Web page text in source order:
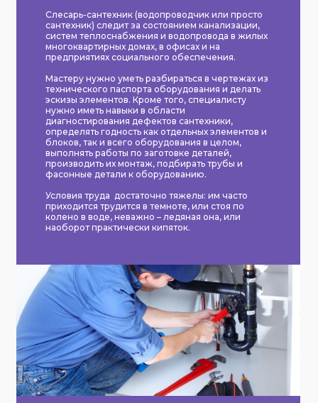
Слесарь-сантехник (водопроводчик или просто
сантехник) следит за состоянием канализации,
систем теплоснабжения и водопровода в жилых
многоквартирных домах, в офисах и на
предприятиях социального обеспечения.
Мастеру нужно уметь разбираться в чертежах из
технического паспорта оборудования и делать
эскизы элементов. Кроме того, специалисту
нужно иметь навыки в области
диагностирования дефектов сантехники,
определять годность как отдельных элементов и
блоков, так и всего оборудования в целом,
выполнять работы по заготовке деталей,
производить их монтаж, подбирать трубы и
фасонные детали к оборудованию.
Условия труда достаточно тяжелы: им часто
приходится трудится в темноте, или стоя по
колено в воде, неважно – ледяная она, или
наоборот практически кипяток.